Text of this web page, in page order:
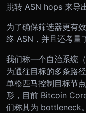
跳转 ASN hops 来导
为了确保筛选器更有
终 ASN，并且还考量
我们称一个自治系统
为通往目标的多条路
单枪匹马控制目标节
形，目前 Bitcoin
们称其为 bottleneck。